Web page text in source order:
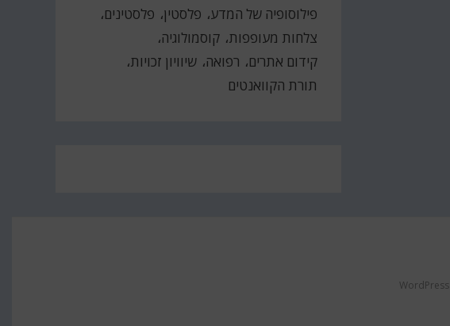
פילוסופיה של המדע פלסטין פלסטינים
צלחות מעופפות קוסמולוגיה
קידום אתרים
רפואה שיוויון זכויות
תורת הקוואנטים
WordPress